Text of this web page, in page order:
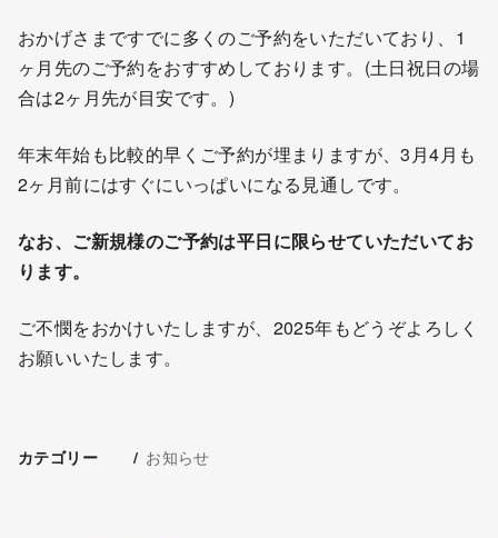
おかげさまですでに多くのご予約をいただいており、1
ヶ月先のご予約をおすすめしております。(土日祝日の場
合は2ヶ月先が目安です。)
年末年始も比較的早くご予約が埋まりますが、3月4月も
2ヶ月前にはすぐにいっぱいになる見通しです。
なお、ご新規様のご予約は平日に限らせていただいてお
ります。
ご不憫をおかけいたしますが、2025年もどうぞよろしく
お願いいたします。
カテゴリー お知らせ